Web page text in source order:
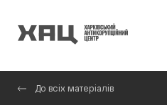
До всіх матеріалів